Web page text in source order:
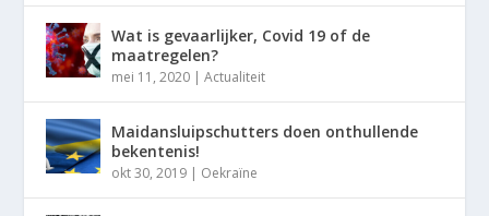
Wat is gevaarlijker, Covid 19 of de
maatregelen?
mei 11, 2020 |Actualiteit
Maidansluipschutters doen onthullende
bekentenis!
okt 30, 2019 | Oekraïne